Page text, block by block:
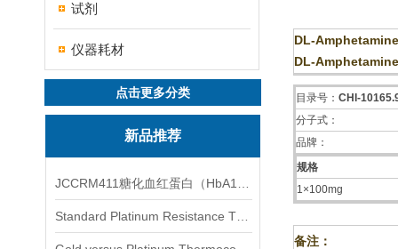
试剂
仪器耗材
点击更多分类
新品推荐
DL-
DL-
目录号： CHI-
分子式：
品牌：
规格
1×100mg
备注：